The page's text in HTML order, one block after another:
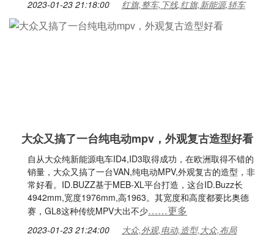
2023-01-23 21:18:00 红旗,整车,下线,红旗,新能源,轿车
大众又搞了一台纯电动mpv，外观复古造型好看
自从大众纯新能源电车ID4,ID3取得成功，在欧洲取得不错的
销量，大众又搞了一台VAN,纯电动MPV,外观复古的造型，非
常好看。ID.BUZZ基于MEB-XL平台打造，这台ID.Buzz长
4942mm,宽度1976mm,高1963。其宽度和高度都要比奥德
赛，GL8这种传统MPV大出不少……更多
2023-01-23 21:24:00 大众,外观,电动,造型,大众,布局